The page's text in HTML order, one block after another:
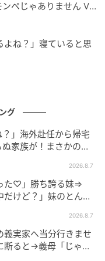
ペじゃありません Vo
ね？」寝ていると思
グ
」海外赴任から帰宅
家族が！まさかの真
2026.8.7
た♡」勝ち誇る妹⇒
だけど？」妹のとんで
2026.8.7
実家へ当分行きませ
断ると→義母「じゃ